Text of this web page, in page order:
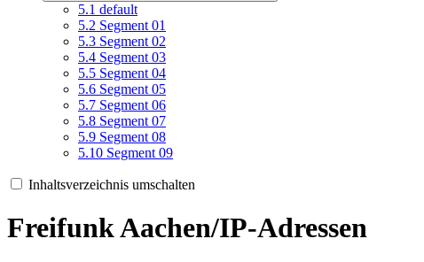
5.1 default
5.2 Segment 01
5.3 Segment 02
5.4 Segment 03
5.5 Segment 04
5.6 Segment 05
5.7 Segment 06
5.8 Segment 07
5.9 Segment 08
5.10 Segment 09
Inhaltsverzeichnis umschalten
Freifunk Aachen/IP-Adressen